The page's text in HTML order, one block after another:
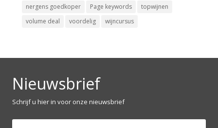
nergens goedkoper
Page keywords
topwijnen
volume deal
voordelig wijncursus
Nieuwsbrief
Schrijf u hier in voor onze nieuwsbrief